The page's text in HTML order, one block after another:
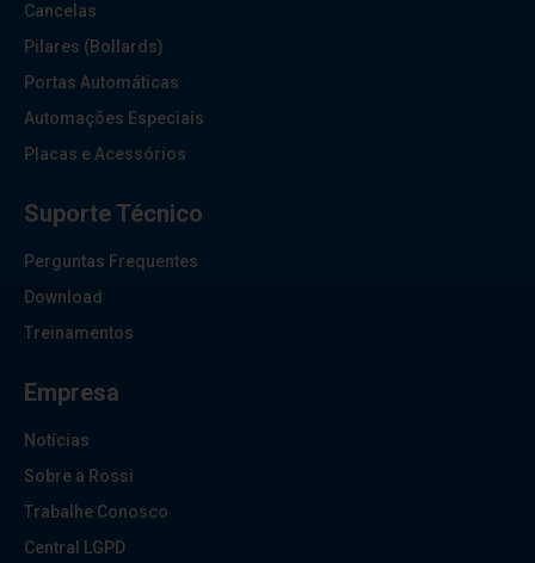
Cancelas
Pilares (Bollards)
Portas Automáticas
Automações Especiais
Placas e Acessórios
Suporte Técnico
Perguntas Frequentes
Download
Treinamentos
Empresa
Notícias
Sobre a Rossi
Trabalhe Conosco
Central LGPD